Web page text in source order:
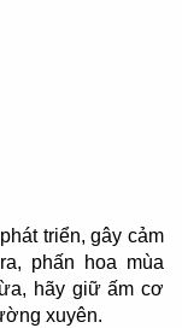
triển, gây cảm
phấn hoa mùa
hãy giữ ấm cơ
xuyên.